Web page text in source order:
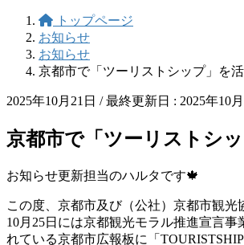
トップページ
お知らせ
お知らせ
京都市で「ツーリストシップ」を
2025年10月21日 / 最終更新日 : 2025年10
京都市で「ツーリストシ
お知らせ更新担当のハルタです🍁
この度、京都市及び（公社）京都市観
10月25日には京都観光モラル推進宣言
れている京都市広報板に「